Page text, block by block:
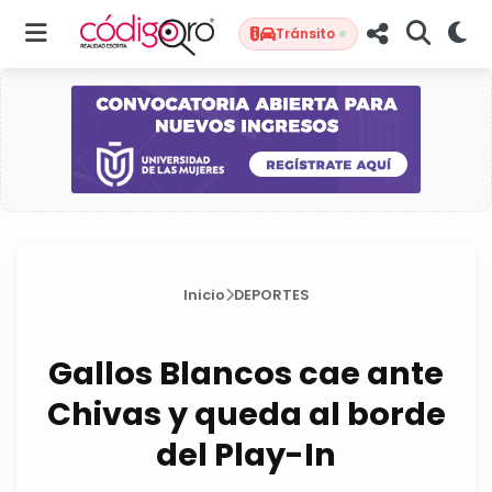
Tránsito
Inicio DEPORTES
Gallos Blancos cae ante
Chivas y queda al borde
del Play-In